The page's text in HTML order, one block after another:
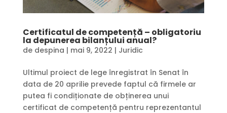
Certificatul de competență – obligatoriu
la depunerea bilanțului anual?
de despina | mai 9, 2022 | Juridic
Ultimul proiect de lege înregistrat în Senat în
data de 20 aprilie prevede faptul că firmele ar
putea fi condiționate de obținerea unui
certificat de competență pentru reprezentantul